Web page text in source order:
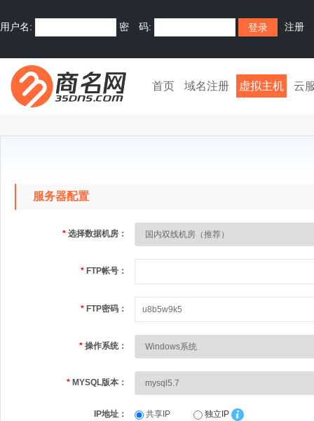
用户名: 密 码: 注册
首页 域名注册 虚拟主机 云
服务器配置
* 选择数据机房：
* FTP帐号：
* FTP密码：
* 操作系统：
* MYSQL版本：
IP地址： 共享IP 独立IP